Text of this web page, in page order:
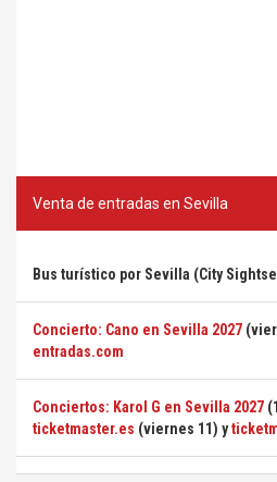
Venta de entradas en Sevilla
Bus turístico por Sevilla (City
Concierto: Cano en Sevilla 2027
entradas.com
Conciertos: Karol G en Sevilla 2027
ticketmaster.es (viernes 11) y